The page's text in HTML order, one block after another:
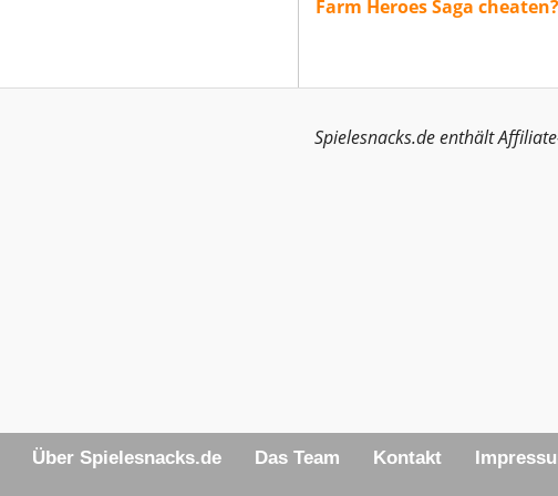
Farm Heroes Saga cheaten?
Spielesnacks.de enthält
Über Spielesnacks.de Das Team Kontakt